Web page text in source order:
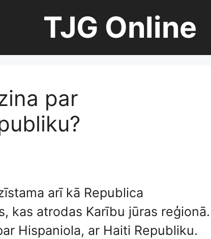
TJG Online
par
arī kā Republica
kas atrodas Karību jūras reģionā.
Hispaniola, ar Haiti Republiku.